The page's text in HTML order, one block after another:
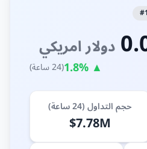
دولار امريكي
▲ 1.8% (24 ساعة)
حجم التداول (24 ساعة)
$7.78M